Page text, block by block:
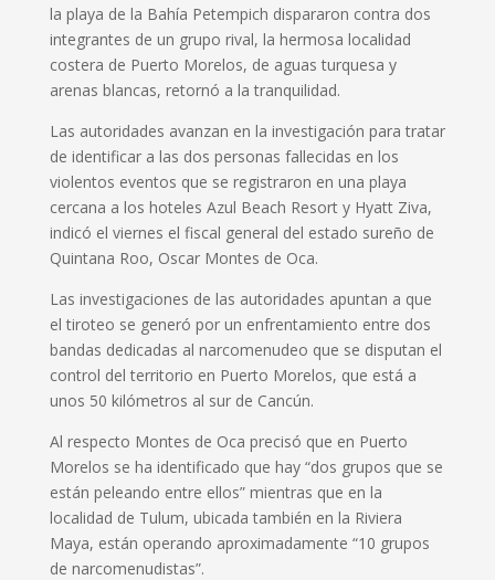
la playa de la Bahía Petempich dispararon contra dos
integrantes de un grupo rival, la hermosa localidad
costera de Puerto Morelos, de aguas turquesa y
arenas blancas, retornó a la tranquilidad.
Las autoridades avanzan en la investigación para tratar
de identificar a las dos personas fallecidas en los
violentos eventos que se registraron en una playa
cercana a los hoteles Azul Beach Resort y Hyatt Ziva,
indicó el viernes el fiscal general del estado sureño de
Quintana Roo, Oscar Montes de Oca.
Las investigaciones de las autoridades apuntan a que
el tiroteo se generó por un enfrentamiento entre dos
bandas dedicadas al narcomenudeo que se disputan el
control del territorio en Puerto Morelos, que está a
unos 50 kilómetros al sur de Cancún.
Al respecto Montes de Oca precisó que en Puerto
Morelos se ha identificado que hay “dos grupos que se
están peleando entre ellos” mientras que en la
localidad de Tulum, ubicada también en la Riviera
Maya, están operando aproximadamente “10 grupos
de narcomenudistas”.